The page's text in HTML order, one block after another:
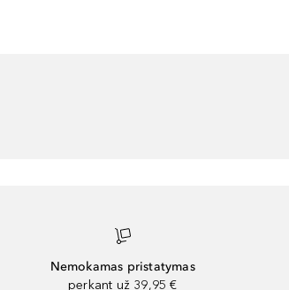
Nemokamas pristatymas
perkant už 39,95 €